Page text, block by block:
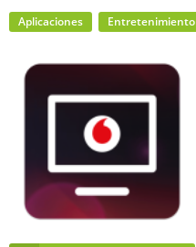
Aplicaciones Entretenimiento